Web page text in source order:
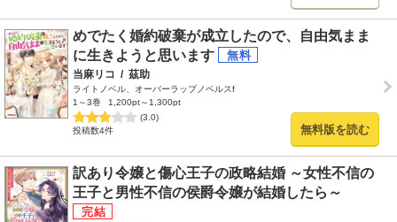
めでたく婚約破棄が成立したので、自由気まま
に生きようと思います
当麻リコ / 茲助
ライトノベル、オーバーラップノベルスf
1～3巻
1,200pt～1,300pt
(3.0)
投稿数4件
無料版を読む
訳あり令嬢と傷心王子の政略結婚 ～女性不信の
王子と男性不信の侯爵令嬢が結婚したら～